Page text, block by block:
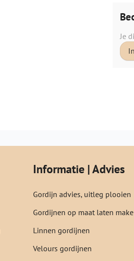
Je
Informatie | Advies
Gordijn advies, uitleg plooien
Gordijnen op maat laten
Linnen gordijnen
Velours gordijnen